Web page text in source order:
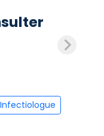
Infectiologue